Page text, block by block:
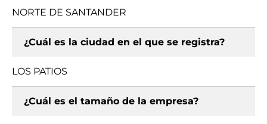
NORTE DE SANTANDER
¿Cuál es la ciudad en el que se registra?
LOS PATIOS
¿Cuál es el tamaño de la empresa?